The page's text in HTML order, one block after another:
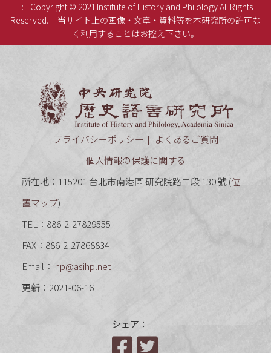
:::
Copyright © 2021 Institute of History and Philology All Rights
Reserved.
当サイト上の画像・文章・資料等を本研究所の許可な
く利用することはお控え下さい。
プライバシーポリシー
よくあるご質問
個人情報の保護に関する
所在地：115201 台北市南港區 研究院路二段 130 號 (位
置マップ)
TEL：886-2-27829555
FAX：886-2-27868834
Email： ihp@asihp.net
更新：2021-06-16
シェア：
Facebook